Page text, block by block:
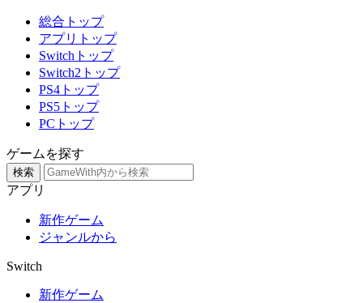
総合トップ
アプリトップ
Switchトップ
Switch2トップ
PS4トップ
PS5トップ
PCトップ
ゲームを探す
検索
アプリ
新作ゲーム
ジャンルから
Switch
新作ゲーム